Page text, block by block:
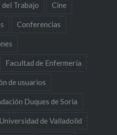
del Trabajo Cine
Conferencias
Facultad de Enfermería
de usuarios
Duques de Soria
de Valladolid